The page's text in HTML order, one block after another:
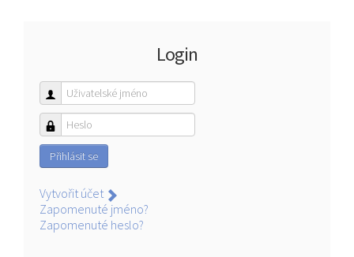
Login
Uživatelské jméno
Heslo
Přihlásit se
Vytvořit účet
Zapomenuté jméno?
Zapomenuté heslo?